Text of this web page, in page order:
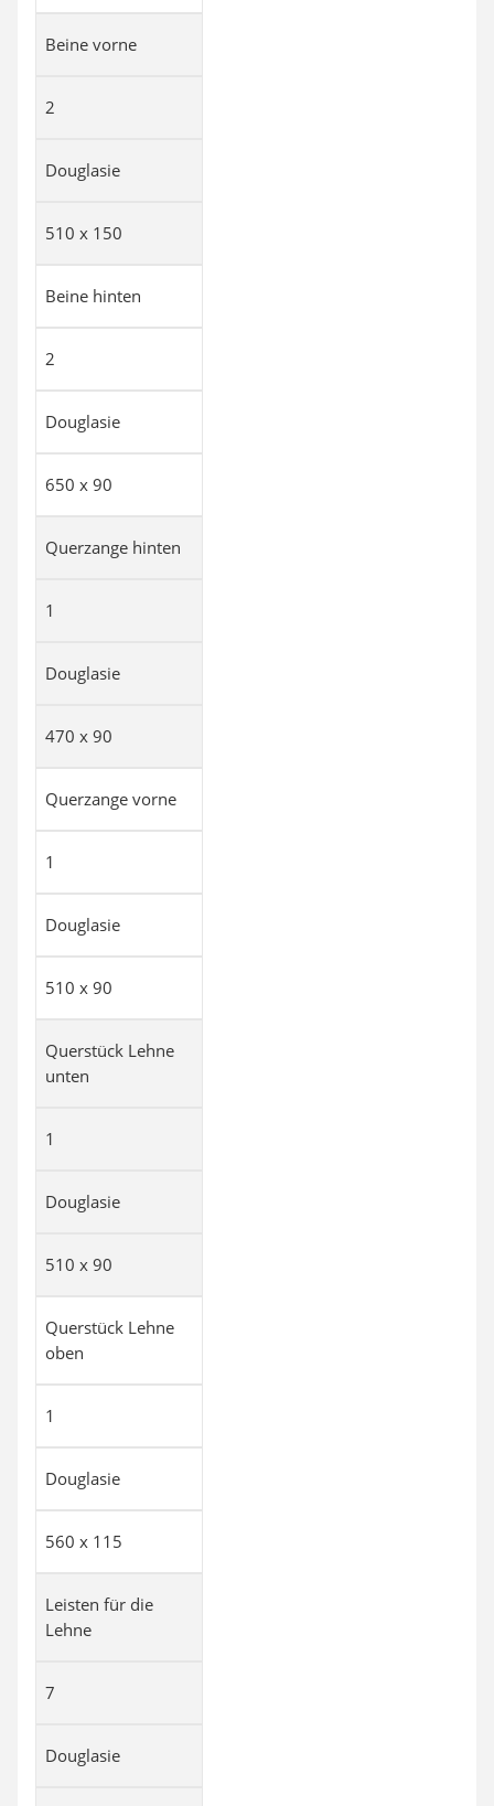
Beine vorne
2
Douglasie
510 x 150
Beine hinten
2
Douglasie
650 x 90
Querzange hinten
1
Douglasie
470 x 90
Querzange vorne
1
Douglasie
510 x 90
Querstück Lehne
unten
1
Douglasie
510 x 90
Querstück Lehne
oben
1
Douglasie
560 x 115
Leisten für die
Lehne
7
Douglasie